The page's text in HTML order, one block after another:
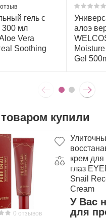
Disodium EDTA,
Fragrance.
гель с
300 мл
Vera
Soothing
алоэ
Gel
купили
0 отзывов
крем для
глаз
Snail
Cream
У Вас
для